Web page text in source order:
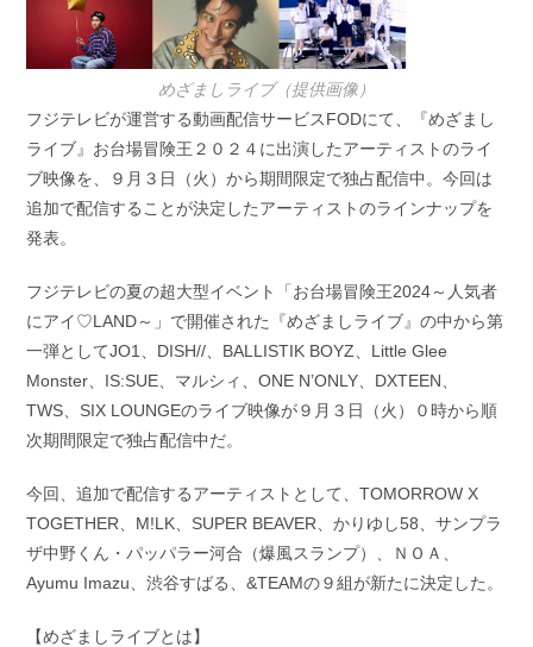
めざましライブ（提供画像）
フジテレビが運営する動画配信サービスFODにて、『めざまし
ライブ』お台場冒険王２０２４に出演したアーティストのライ
ブ映像を、９月３日（火）から期間限定で独占配信中。今回は
追加で配信することが決定したアーティストのラインナップを
発表。
フジテレビの夏の超大型イベント「お台場冒険王2024～人気者
にアイ♡LAND～」で開催された『めざましライブ』の中から第
一弾としてJO1、DISH//、BALLISTIK BOYZ、Little Glee
Monster、IS:SUE、マルシィ、ONE N’ONLY、DXTEEN、
TWS、SIX LOUNGEのライブ映像が９月３日（火）０時から順
次期間限定で独占配信中だ。
今回、追加で配信するアーティストとして、TOMORROW X
TOGETHER、M!LK、SUPER BEAVER、かりゆし58、サンプラ
ザ中野くん・パッパラー河合（爆風スランプ）、ＮＯＡ、
Ayumu Imazu、渋谷すばる、&TEAMの９組が新たに決定した。
【めざましライブとは】